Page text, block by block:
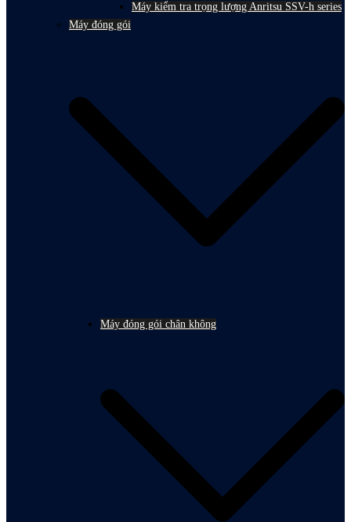
Máy kiểm tra trọng lượng Anritsu SSV-h series
Máy đóng gói
Máy đóng gói chân không